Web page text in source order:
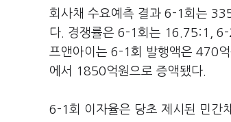
회사채 수요예측 결과 6-1회는
다. 경쟁률은 6-1회는 16.75:1,
프앤아이는 6-1회 발행액은 470
에서 1850억원으로 증액됐다.
6-1회 이자율은 당초 제시된 민간